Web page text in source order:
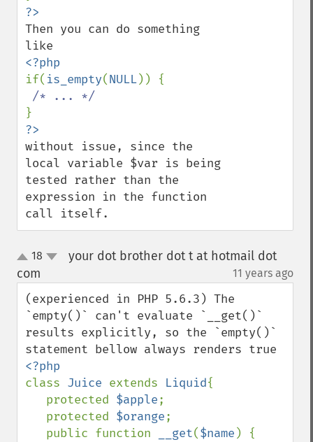
Then you can do something
if( is_empty(NULL)) {
without issue, since the
local variable $var is being
tested rather than the
expression in the function
call itself.
up18
your dot brother dot t at hotmail dot
com
11 years ago
(experienced in PHP 5.6.3) The
`empty()` can't evaluate `__get()`
results explicitly, so the `empty()`
class Juice extends Liquid{
   protected
$apple;
   protected
$orange;
   public function
__get($name ) {